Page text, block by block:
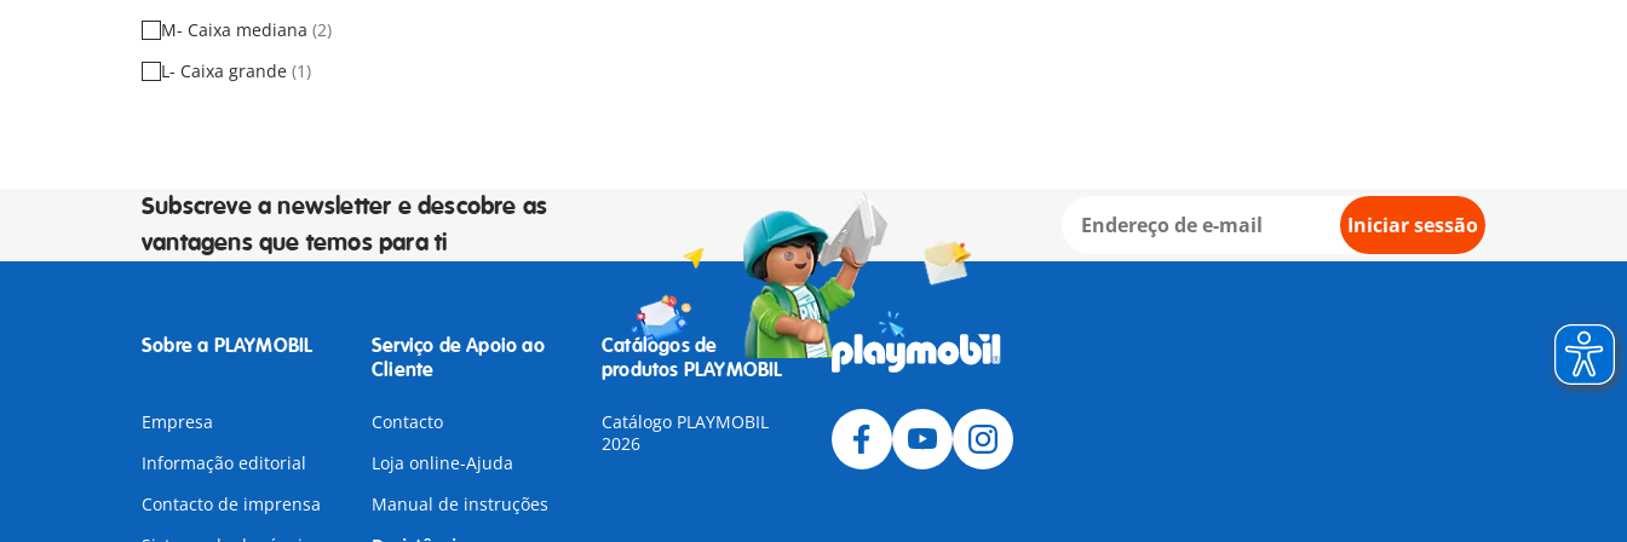
M- Caixa mediana (2)
L- Caixa grande (1)
Subscreve a newsletter e descobre as
vantagens que temos para ti
Iniciar sessão
Sobre a PLAYMOBIL
Empresa
Informação editorial
Contacto de imprensa
Serviço de Apoio ao
Cliente
Contacto
Loja online-Ajuda
Manual de instruções
Catálogos de
produtos PLAYMOBIL
Catálogo PLAYMOBIL
2026